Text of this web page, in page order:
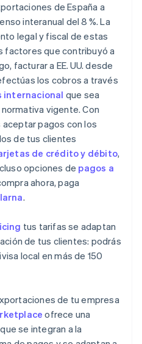
de España a
interanual del 8 %. La
legal y fiscal de estas
factores que contribuyó a
facturar a EE. UU. desde
los cobros a través
internacional que sea
vigente. Con
aceptar pagos con los
de tus clientes
de crédito y débito,
opciones de pagos a
ahora, paga
.
tus tarifas se adaptan
de tus clientes: podrás
local en más de 150
de tu empresa
ofrece una
se integran a la